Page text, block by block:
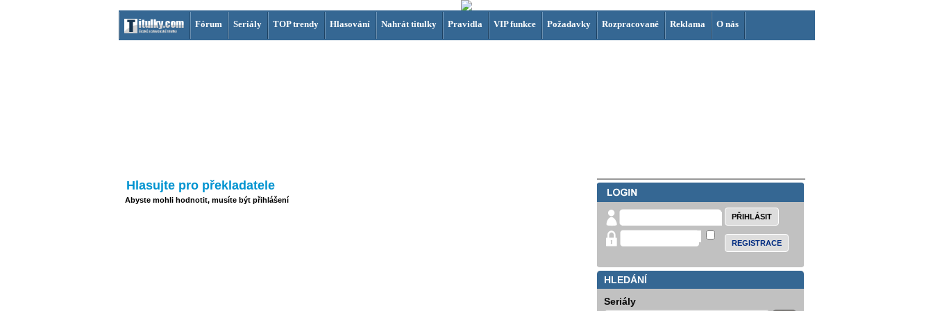
Fórum Seriály TOP trendy Hlasování Nahrát titulky Pravidla VIP funkce Požadavky Rozpracované Reklama O nás
Hlasujte pro překladatele
Abyste mohli hodnotit, musíte být přihlášení
REGISTRACE
HLEDÁNÍ
Seriály